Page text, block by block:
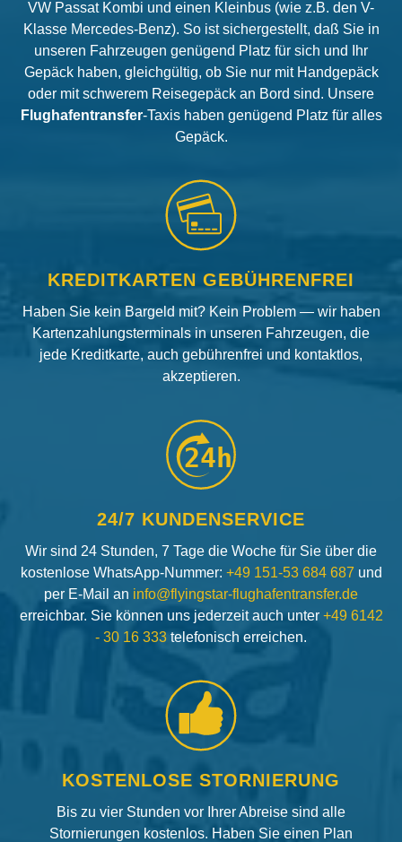
VW Passat Kombi und einen Kleinbus (wie z.B. den V-
Klasse Mercedes-Benz). So ist sichergestellt, daß Sie in
unseren Fahrzeugen genügend Platz für sich und Ihr
Gepäck haben, gleichgültig, ob Sie nur mit Handgepäck
oder mit schwerem Reisegepäck an Bord sind. Unsere
Flughafentransfer-Taxis haben genügend Platz für alles
Gepäck.
KREDITKARTEN GEBÜHRENFREI
Haben Sie kein Bargeld mit? Kein Problem — wir haben
Kartenzahlungsterminals in unseren Fahrzeugen, die
jede Kreditkarte, auch gebührenfrei und kontaktlos,
akzeptieren.
24h
24/7 KUNDENSERVICE
Wir sind 24 Stunden, 7 Tage die Woche für Sie über die
kostenlose WhatsApp-Nummer: +49 151-53 684 687 und
per E-Mail an info@flyingstar-flughafentransfer.de
erreichbar. Sie können uns jederzeit auch unter +49 6142
- 30 16 333 telefonisch erreichen.
KOSTENLOSE STORNIERUNG
Bis zu vier Stunden vor Ihrer Abreise sind alle
Stornierungen kostenlos. Haben Sie einen Plan